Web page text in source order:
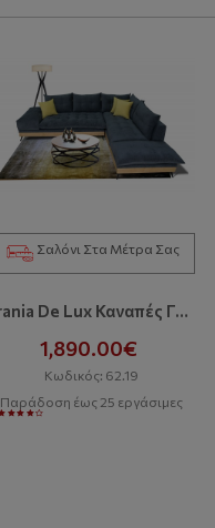
Σαλόνι Στα Μέτρα Σας
Urania De Lux Καναπές Γωνία
1,890.00€
Κωδικός: 62.19
Παράδοση έως 25 εργάσιμες